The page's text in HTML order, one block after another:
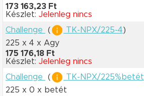
173 163,23 Ft
Készlet: Jelenleg nincs
Challenge
( TK-NPX/225-4)
225 x 4 x Agy
175 176,18 Ft
Készlet: Jelenleg nincs
Challenge
( TK-NPX/225%betét
225 x 0 x betét